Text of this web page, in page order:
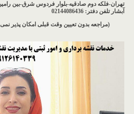
تهران-فلکه دوم صادقیه-بلوار فردوس شرق-بین
آبشار تلفن دفتر: 02144086436
(مراجعه بدون تعیین وقت قبلی امکان پذیر نمی